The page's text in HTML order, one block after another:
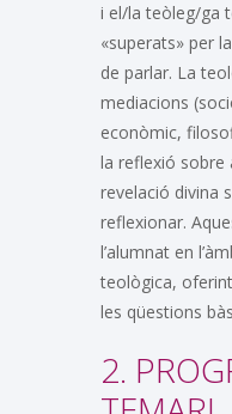
i el/la teòleg/ga
«superats» per
de parlar. La
mediacions
econòmic,
la reflexió sobre
revelació divina
reflexionar.
l’alumnat en
teològica,
les qüestions
2.